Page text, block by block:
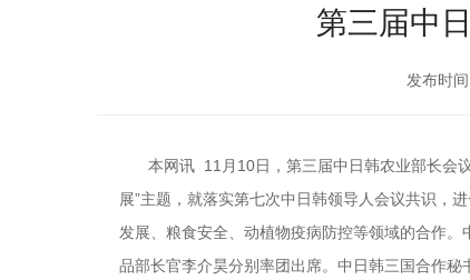
第三届中
发布时
本网讯 11月10日，第三届中日韩农业部长会议
展”主题，就落实第七次中日韩领导人会议共识，
发展、粮食安全、动植物疫病防控等领域的合作
品部长官李介昊分别率团出席。中日韩三国合作秘